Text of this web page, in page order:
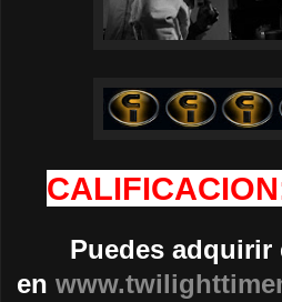
Puedes adquirir
en